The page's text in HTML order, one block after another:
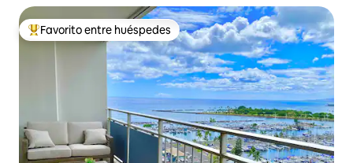
Favorito entre huéspedes preferido
Favorito entre huéspedes